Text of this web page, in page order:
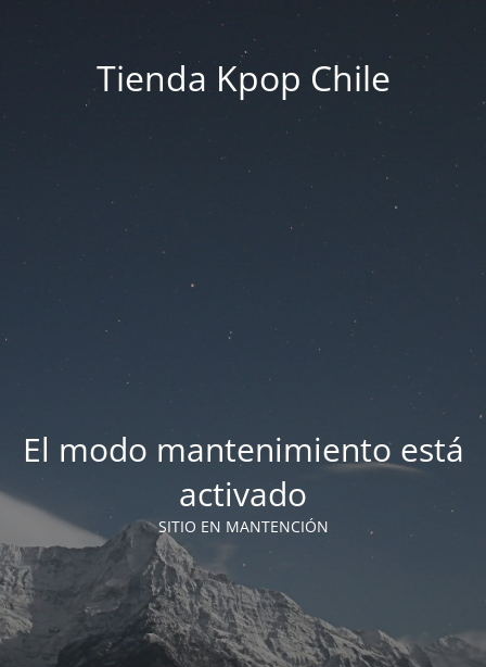
Tienda Kpop Chile
El modo mantenimiento está
activado
SITIO EN MANTENCIÓN